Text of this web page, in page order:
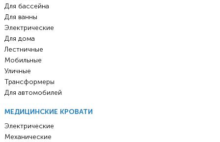
Для бассейна
Для ванны
Электрические
Для дома
Лестничные
Мобильные
Уличные
Трансформеры
Для автомобилей
МЕДИЦИНСКИЕ КРОВАТИ
Электрические
Механические